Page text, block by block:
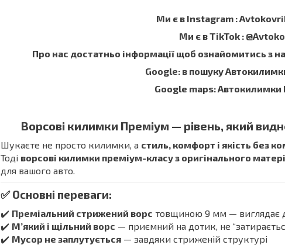
Ми є в Instagram :
Ми є в TikTok :
Про нас достатньо інформації щоб ознайомитись з
Google: в пошуку
Google maps: Автокилимки
Ворсові килимки Преміум — рівень, який
Шукаєте не просто килимки, а стиль, комфорт і якість без
Тоді ворсові килимки преміум-класу з оригінального
для вашого авто.
✅ Основні переваги:
✔️ Преміальний стрижений ворс товщиною 9 мм — виглядає
✔️ М’який і щільний ворс — приємний на дотик, не
✔️ Мусор не заплутується — завдяки стриженій структурі